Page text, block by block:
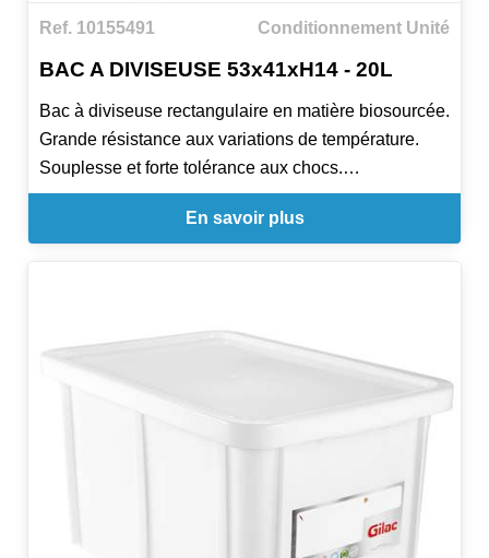
Ref. 10155491 Conditionnement Unité
BAC A DIVISEUSE 53x41xH14 - 20L
Bac à diviseuse rectangulaire en matière biosourcée.
Grande résistance aux variations de température.
Souplesse et forte tolérance aux chocs.
Compatible avec les échelles à diviseuses.
Le bac à diviseuse rectangulaire en matière
limitées comme les énergies fossiles.
En savoir plus